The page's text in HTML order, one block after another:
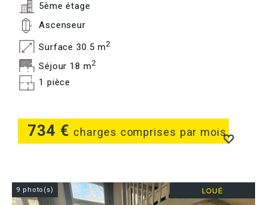
734 € charges comprises par mois
5ème étage
Ascenseur
Surface 30.5 m2
Séjour 18 m2
1 pièce
9 photo(s)